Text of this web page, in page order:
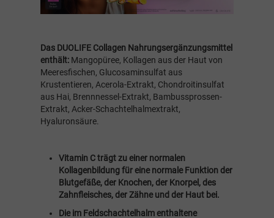
Das DUOLIFE Collagen Nahrungsergänzungsmittel
enthält: Mangopüree, Kollagen aus der Haut von
Meeresfischen, Glucosaminsulfat aus
Krustentieren, Acerola-Extrakt, Chondroitinsulfat
aus Hai, Brennnessel-Extrakt, Bambussprossen-
Extrakt, Acker-Schachtelhalmextrakt,
Hyaluronsäure.
Vitamin C trägt zu einer normalen
Kollagenbildung für eine normale Funktion der
Blutgefäße, der Knochen, der Knorpel, des
Zahnfleisches, der Zähne und der Haut bei.
Die im Feldschachtelhalm enthaltene